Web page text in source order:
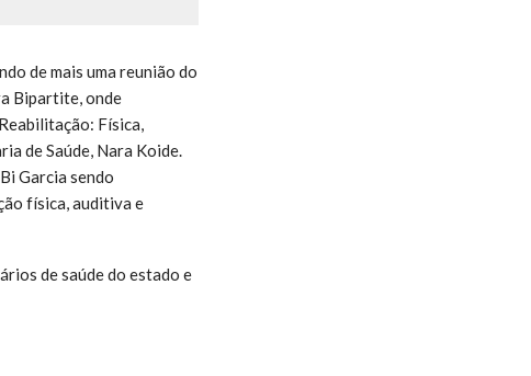
de mais uma reunião do
Bipartite, onde
Física,
de Saúde, Nara Koide.
Garcia sendo
física, auditiva e
de saúde do estado e